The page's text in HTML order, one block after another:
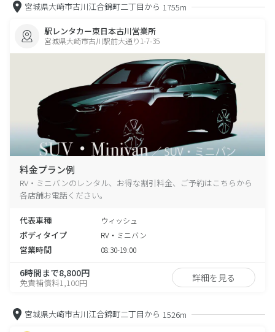
宮城県大崎市古川江合錦町二丁目から 1755m
駅レンタカー東日本古川営業所
宮城県大崎市古川駅前大通り1-7-35
料金プラン例
RV・ミニバンのレンタル、お得な割引料金、ご予約はこちらから
各店舗お電話ください。
代表車種 ウィッシュ
ボディタイプ RV・ミニバン
営業時間 08:30-19:00
6時間まで8,800円
免責補償料1,100円 詳細を見る
宮城県大崎市古川江合錦町二丁目から 1526m